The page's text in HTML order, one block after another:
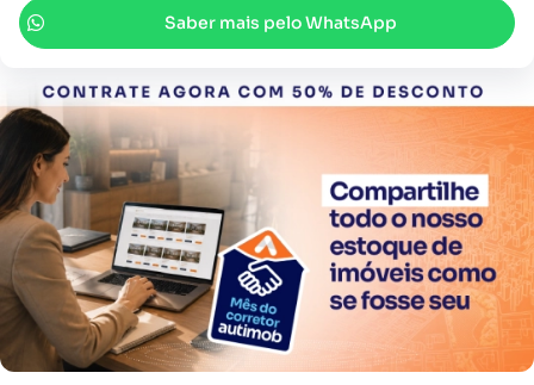
Saber mais pelo WhatsApp